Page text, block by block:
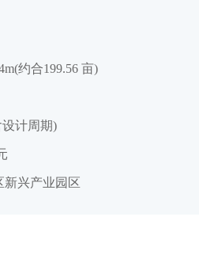
约合199.56 亩)
计周期)
新兴产业园区